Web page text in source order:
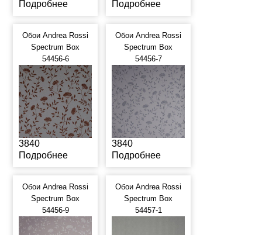
Подробнее
Подробнее
Обои Andrea Rossi
Spectrum Box
54456-6
3840
Подробнее
Обои Andrea Rossi
Spectrum Box
54456-7
3840
Подробнее
Обои Andrea Rossi
Spectrum Box
54456-9
Обои Andrea Rossi
Spectrum Box
54457-1